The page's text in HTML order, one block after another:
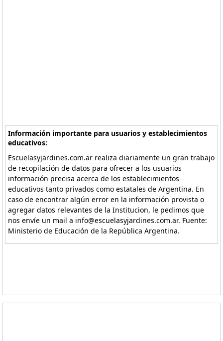
Información importante para usuarios y establecimientos
educativos:
Escuelasyjardines.com.ar realiza diariamente un gran trabajo
de recopilación de datos para ofrecer a los usuarios
información precisa acerca de los establecimientos
educativos tanto privados como estatales de Argentina. En
caso de encontrar algún error en la información provista o
agregar datos relevantes de la Institucion, le pedimos que
nos envíe un mail a info@escuelasyjardines.com.ar. Fuente:
Ministerio de Educación de la República Argentina.